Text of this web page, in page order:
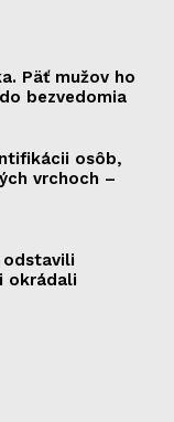
Päť mužov ho
bezvedomia
osôb,
vrchoch –
odstavili
okrádali